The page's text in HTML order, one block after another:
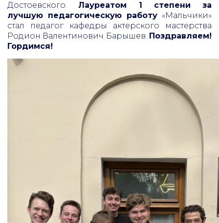
Достоевского.Лауреатом 1 степени за
лучшую педагогическую работу «Мальчики»
стал педагог кафедры актерского мастерства
Родион Валентинович Барышев. Поздравляем!
Гордимся!